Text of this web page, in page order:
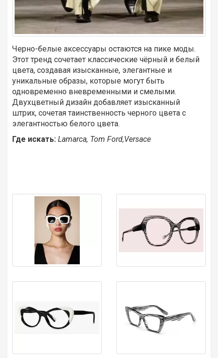
Черно-белые аксессуары остаются на пике моды.
Этот тренд сочетает классические чёрный и белый
цвета, создавая изысканные, элегантные и
уникальные образы, которые могут быть
одновременно вневременными и смелыми.
Двухцветный дизайн добавляет изысканный
штрих, сочетая таинственность черного цвета с
элегантностью белого цвета.
Где искать: Lamarca, Tom Ford,Versace